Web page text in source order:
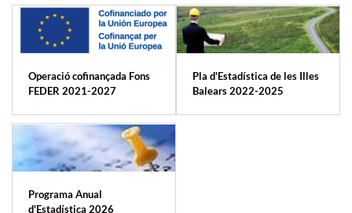
Operació cofinançada Fons
FEDER 2021-2027
Pla d'Estadística de les Illes
Balears 2022-2025
Programa Anual
d'Estadística 2026